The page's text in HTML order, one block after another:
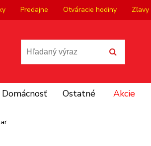
Predajne Otváracie hodiny Zľavy
Domácnosť Ostatné Akcie